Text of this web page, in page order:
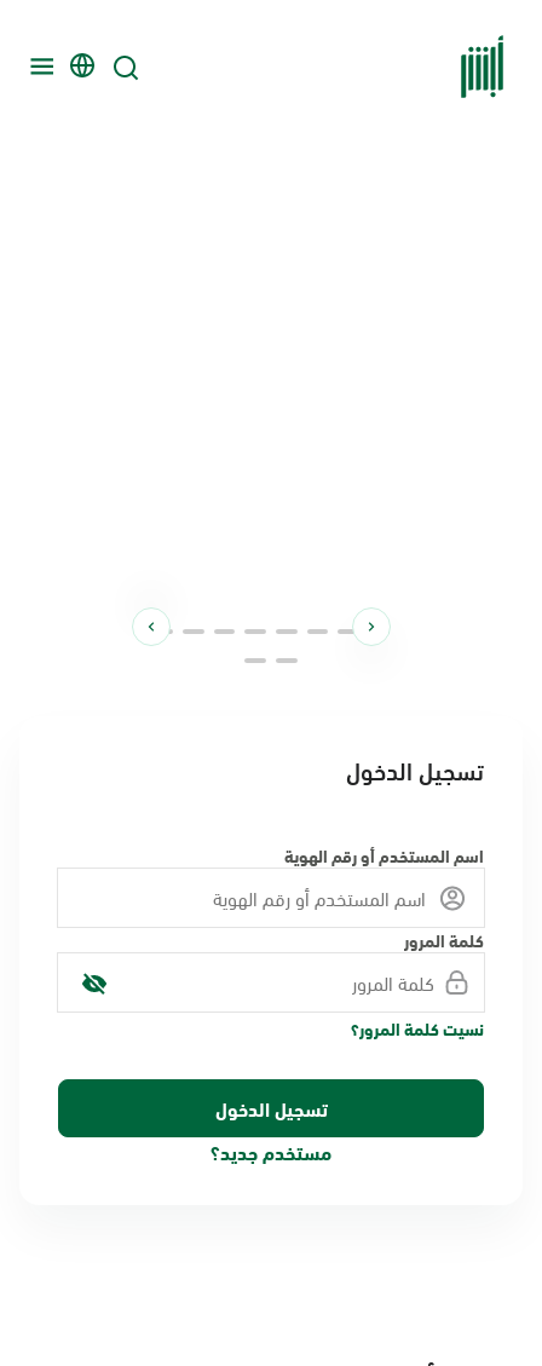
تسجيل الدخول
اسم المستخدم أو رقم الهوية
كلمة المرور
نسيت كلمة المرور؟
مستخدم جديد؟